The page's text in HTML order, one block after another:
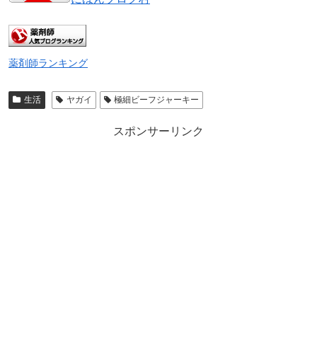
薬剤師ランキング
生活 ヤガイ 極細ビーフジャーキー
スポンサーリンク